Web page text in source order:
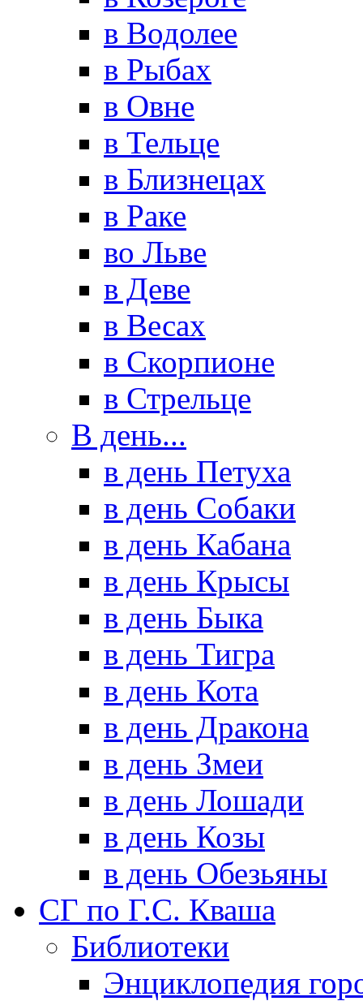
в Водолее
в Рыбах
в Овне
в Тельце
в Близнецах
в Раке
во Льве
в Деве
в Весах
в Скорпионе
в Стрельце
В день...
в день Петуха
в день Собаки
в день Кабана
в день Крысы
в день Быка
в день Тигра
в день Кота
в день Дракона
в день Змеи
в день Лошади
в день Козы
в день Обезьяны
СГ по Г.С. Кваша
Библиотеки
Энциклопедия